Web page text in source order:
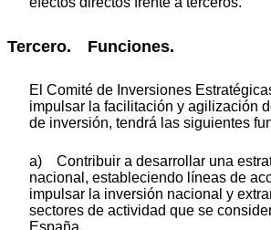
Tercero. Funciones.
El Comité de Inversiones
impulsar la facilitación y agilización
de inversión, tendrá las siguientes
a) Contribuir a desarrollar una
nacional, estableciendo líneas de
impulsar la inversión nacional y
sectores de actividad que se
España.